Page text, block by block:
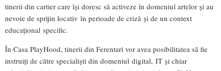
tinerii din cartier care își doresc să activeze în domeniul artelor și au
nevoie de sprijin locativ în perioade de criză și de un context
educațional specific.
În Casa PlayHood, tinerii din Ferentari vor avea posibilitatea să fie
instruiți de către specialiști din domeniul digital, IT și chiar